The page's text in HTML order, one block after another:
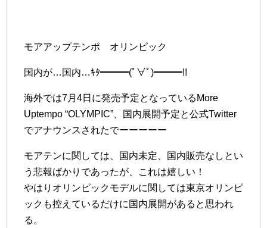
モアアップテンポ オリンピック
国内が…国内…ｷﾀ━━━(ﾟ∀ﾟ)━━━!!
海外では7月4日に発売予定となっているMore
Uptempo “OLYMPIC”、国内展開予定と公式Twitter
でアナウンスされたでーーーーー
モアテンに関しては、国内未定、国内販売なしとい
う悲報ばかりであったが、これは嬉しい！
やはりオリンピックモデルに関しては東京オリンピ
ックも控えているだけに国内展開があると思われ
る。